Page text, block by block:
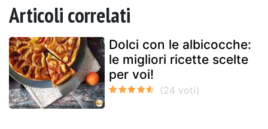
Articoli correlati
Dolci con le albicocche:
le migliori ricette scelte
per voi!